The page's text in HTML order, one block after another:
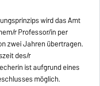
wird das Amt
r Professor/in per
zwei Jahren übertragen.
des/r
ist aufgrund eines
möglich.